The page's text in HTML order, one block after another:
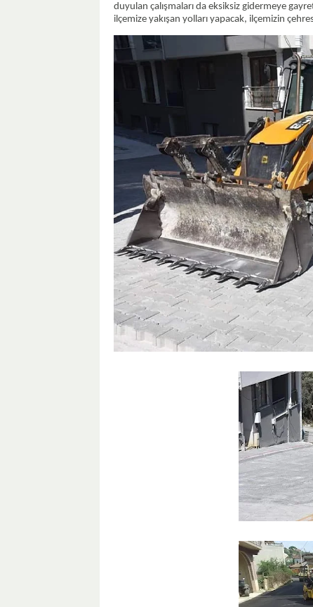
duyulan çalışmaları da eksiksiz gidermeye
ilçemize yakışan yolları yapacak, ilçemizin